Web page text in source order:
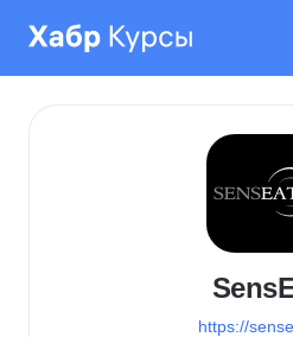
https://